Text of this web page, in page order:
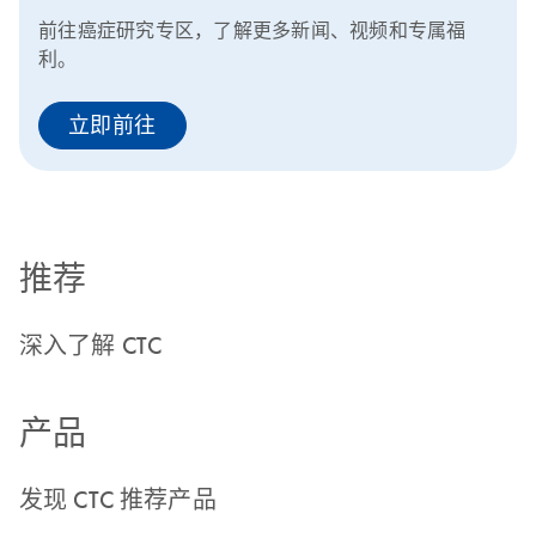
前往癌症研究专区，了解更多新闻、视频和专属福
利。
立即前往
推荐
深入了解 CTC
产品
发现 CTC 推荐产品